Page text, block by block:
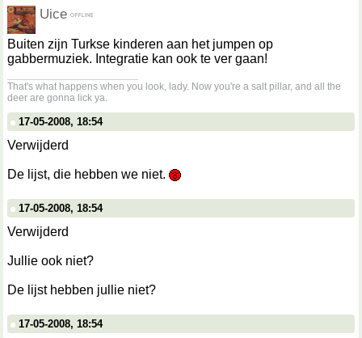
Uice
Buiten zijn Turkse kinderen aan het jumpen op
gabbermuziek. Integratie kan ook te ver gaan!
That's what happens when you look, lady. Now you're a salt pillar, and all the
deer are gonna lick ya.
17-05-2008, 18:54
Verwijderd
De lijst, die hebben we niet.
17-05-2008, 18:54
Verwijderd
Jullie ook niet?
De lijst hebben jullie niet?
17-05-2008, 18:54